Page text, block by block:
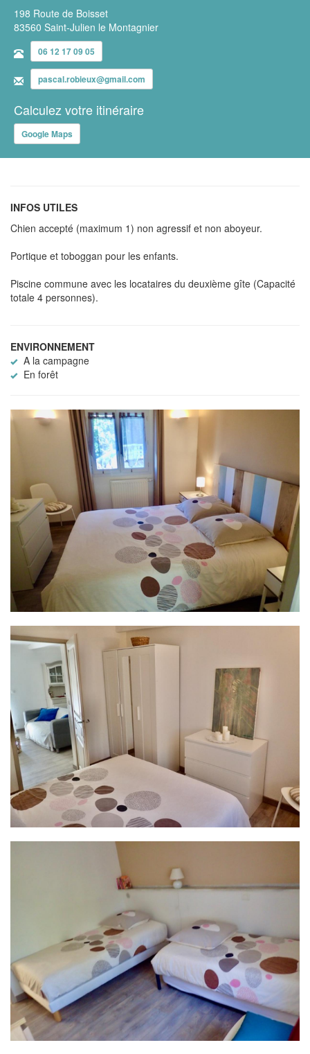
198 Route de Boisset
83560 Saint-Julien le Montagnier
06 12 17 09 05
pascal.robieux@gmail.com
Calculez votre itinéraire
Google Maps
INFOS UTILES
Chien accepté (maximum 1) non agressif et non aboyeur.
Portique et toboggan pour les enfants.
Piscine commune avec les locataires du deuxième gîte (Capacité
totale 4 personnes).
ENVIRONNEMENT
A la campagne
En forêt